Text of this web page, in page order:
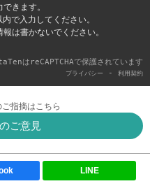
きます。
で入力してください。
は書かないでください。
はreCAPTCHAで保護されています
プライバシー - 利用契約
指摘はこちら
ご意見
LINE